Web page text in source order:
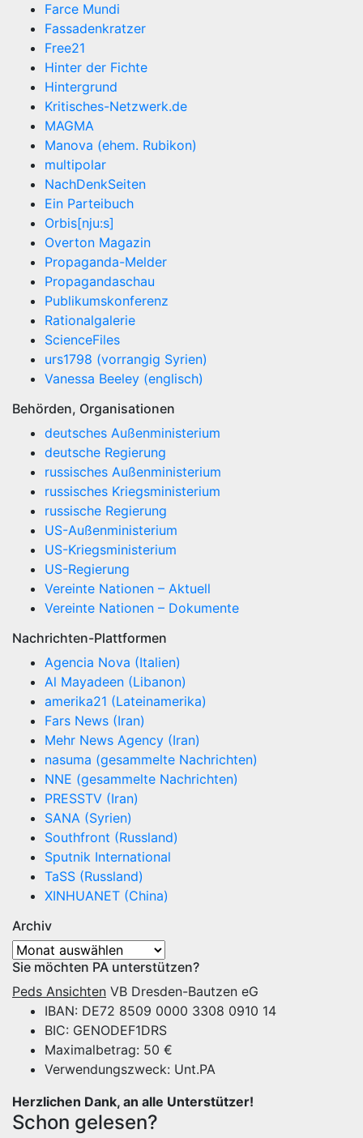
Farce Mundi
Fassadenkratzer
Free21
Hinter der Fichte
Hintergrund
Kritisches-Netzwerk.de
MAGMA
Manova (ehem. Rubikon)
multipolar
NachDenkSeiten
Ein Parteibuch
Orbis[nju:s]
Overton Magazin
Propaganda-Melder
Propagandaschau
Publikumskonferenz
Rationalgalerie
ScienceFiles
urs1798 (vorrangig Syrien)
Vanessa Beeley (englisch)
Behörden, Organisationen
deutsches Außenministerium
deutsche Regierung
russisches Außenministerium
russisches Kriegsministerium
russische Regierung
US-Außenministerium
US-Kriegsministerium
US-Regierung
Vereinte Nationen – Aktuell
Vereinte Nationen – Dokumente
Nachrichten-Plattformen
Agencia Nova (Italien)
Al Mayadeen (Libanon)
amerika21 (Lateinamerika)
Fars News (Iran)
Mehr News Agency (Iran)
nasuma (gesammelte Nachrichten)
NNE (gesammelte Nachrichten)
PRESSTV (Iran)
SANA (Syrien)
Southfront (Russland)
Sputnik International
TaSS (Russland)
XINHUANET (China)
Archiv
Archiv
Sie möchten PA unterstützen?
Peds Ansichten VB Dresden-Bautzen eG
IBAN: DE72 8509 0000 3308 0910 14
BIC: GENODEF1DRS
Maximalbetrag: 50 €
Verwendungszweck: Unt.PA
Herzlichen Dank, an alle Unterstützer!
Schon gelesen?